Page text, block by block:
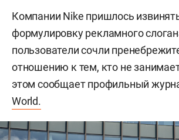
Компании Nike пришлось
формулировку рекламного
пользователи сочли
отношению к тем, кто не
этом сообщает профильный
World.